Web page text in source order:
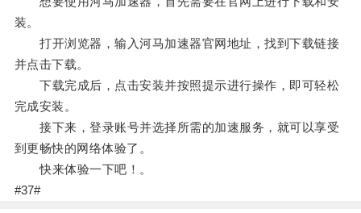
装。
打开浏览器，输入河马加速器官网地址，找到下载链接
并点击下载。
下载完成后，点击安装并按照提示进行操作，即可轻松
完成安装。
接下来，登录账号并选择所需的加速服务，就可以享受
到更畅快的网络体验了。
快来体验一下吧！。
#37#